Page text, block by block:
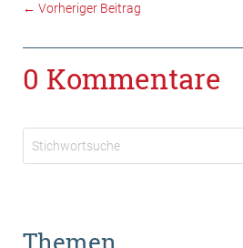
← Vorheriger Beitrag
0 Kommentare
Themen